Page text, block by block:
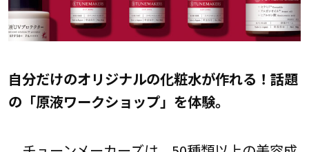
自分だけのオリジナルの化粧水が作れる！話題
の「原液ワークショップ」を体験。